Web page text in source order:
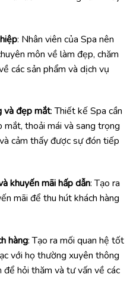
: Nhân viên của Spa nên
môn về làm đẹp, chăm
các sản phẩm và dịch vụ
và đẹp mắt: Thiết kế Spa cần
thoải mái và sang trọng
cảm thấy được sự đón tiếp
khuyến mãi hấp dẫn: Tạo ra
mãi để thu hút khách hàng
hàng: Tạo ra mối quan hệ tốt
với họ thường xuyên thông
để hỏi thăm và tư vấn về các